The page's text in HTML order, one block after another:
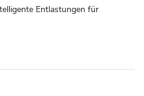
Entlastungen für